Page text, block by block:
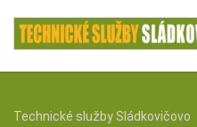
Technické služby Sládkovičovo